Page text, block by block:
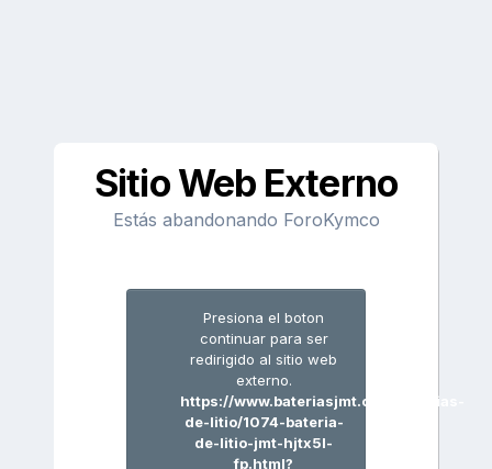
Sitio Web Externo
Estás abandonando ForoKymco
Presiona el boton
continuar para ser
redirigido al sitio web
externo.
https://www.bateriasjmt.com/baterias-
de-litio/1074-bateria-
de-litio-jmt-hjtx5l-
fp.html?